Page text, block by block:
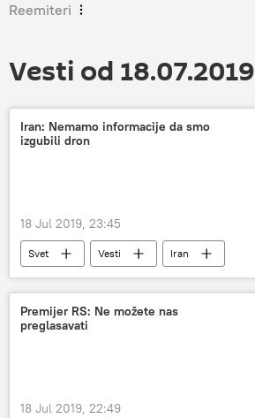
Reemiteri
Vesti od 18.07.2019
Iran: Nemamo informacije da smo
izgubili dron
18 Jul 2019, 23:45
Svet Vesti
Iran
Muhamed Džavad Zarif
dron
Premijer RS: Ne možete nas
preglasavati
18 Jul 2019, 22:49